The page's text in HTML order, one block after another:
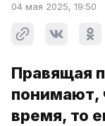
04 мая 2025, 19:50
Правящая
понимают,
время, то